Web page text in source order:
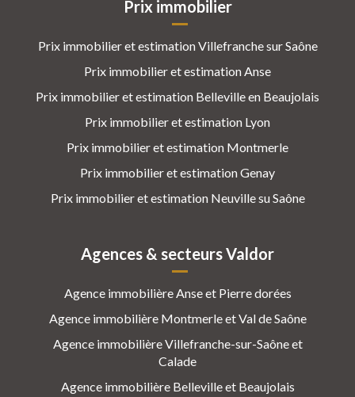
Prix immobilier
Prix immobilier et estimation Villefranche sur Saône
Prix immobilier et estimation Anse
Prix immobilier et estimation Belleville en Beaujolais
Prix immobilier et estimation Lyon
Prix immobilier et estimation Montmerle
Prix immobilier et estimation Genay
Prix immobilier et estimation Neuville su Saône
Agences & secteurs Valdor
Agence immobilière Anse et Pierre dorées
Agence immobilière Montmerle et Val de Saône
Agence immobilière Villefranche-sur-Saône et
Calade
Agence immobilière Belleville et Beaujolais